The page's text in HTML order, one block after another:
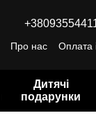
Про нас Оплата
Дитячі
подарунки